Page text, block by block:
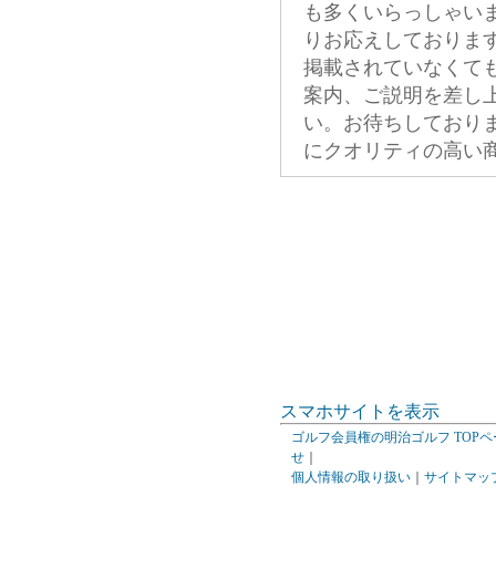
も多くいらっしゃい
りお応えしておりま
掲載されていなくて
案内、ご説明を差し
い。お待ちしており
にクオリティの高い
スマホサイトを表示
ゴルフ会員権の明治ゴルフ TOPペ
せ
個人情報の取り扱い
サイトマッ